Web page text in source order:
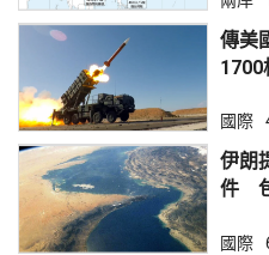
傳美
國際
伊朗
件
國際